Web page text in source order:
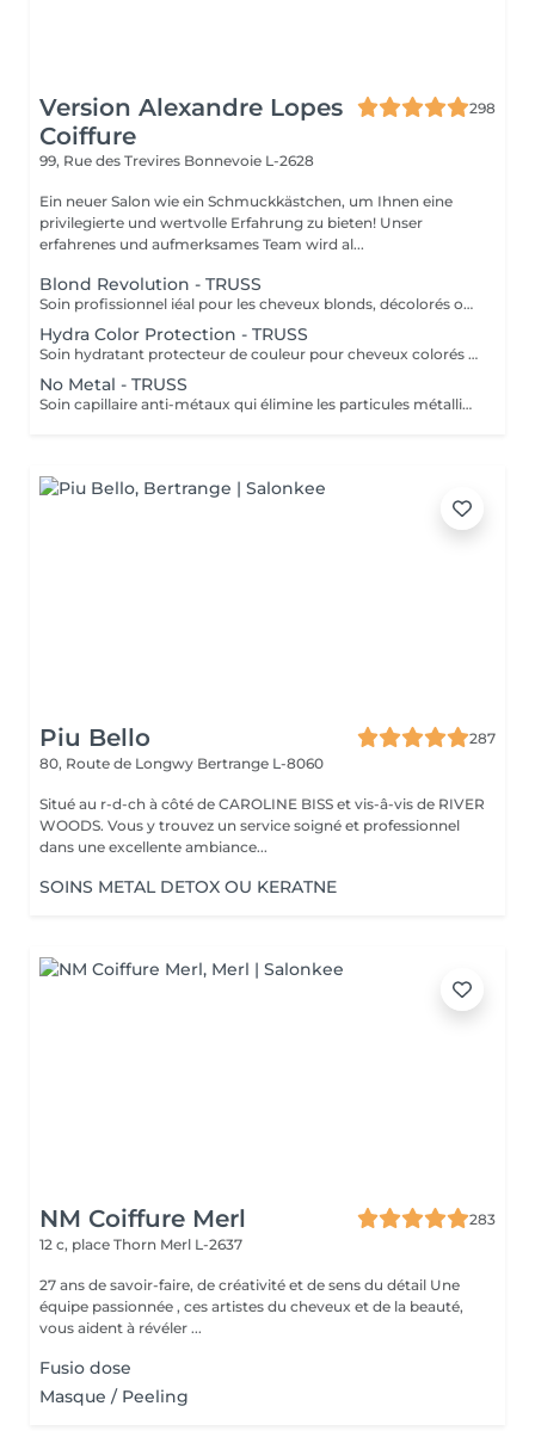
Version Alexandre Lopes
Coiffure
298
99, Rue des Trevires Bonnevoie L-2628
Ein neuer Salon wie ein Schmuckkästchen, um Ihnen eine
privilegierte und wertvolle Erfahrung zu bieten! Unser
erfahrenes und aufmerksames Team wird al...
Blond Revolution - TRUSS
Soin profissionnel iéal pour les cheveux blonds, décolorés ou méchés. Il répare en profondeur, hydrate intensément et neutralise les reflets haune indésirables. Résult: des cheveux plus forts, brillants et un blond éclatant plus durable.
Hydra Color Protection - TRUSS
Soin hydratant protecteur de couleur pour cheveux colorés ou sensibilisés. Il aide à préserver l'intensité de la couleur, tout en apportant hydratation, douceur et brillance. Résultat: une couleur plus durable et des cheveux lumineux, souples et protégés.
No Metal - TRUSS
Soin capillaire anti-métaux qui élimine les particules métalliques présentes dans la fibre capillaire, responsables de la casse et l'oxydation de la couleur. Résultat: cheveux protégés, plus forts et couleur plus uniforme et durable.
Piu Bello
287
80, Route de Longwy Bertrange L-8060
Situé au r-d-ch à côté de CAROLINE BISS et vis-â-vis de RIVER
WOODS. Vous y trouvez un service soigné et professionnel
dans une excellente ambiance...
SOINS METAL DETOX OU KERATNE
NM Coiffure Merl
283
12 c, place Thorn Merl L-2637
27 ans de savoir-faire, de créativité et de sens du détail Une
équipe passionnée , ces artistes du cheveux et de la beauté,
vous aident à révéler ...
Fusio dose
Masque / Peeling